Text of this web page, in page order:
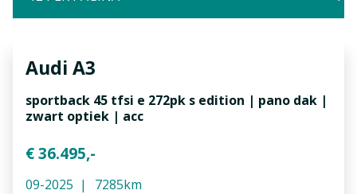
Audi A3
sportback 45 tfsi e 272pk s edition | pano dak |
zwart optiek | acc
€ 36.495,-
09-2025 7285km